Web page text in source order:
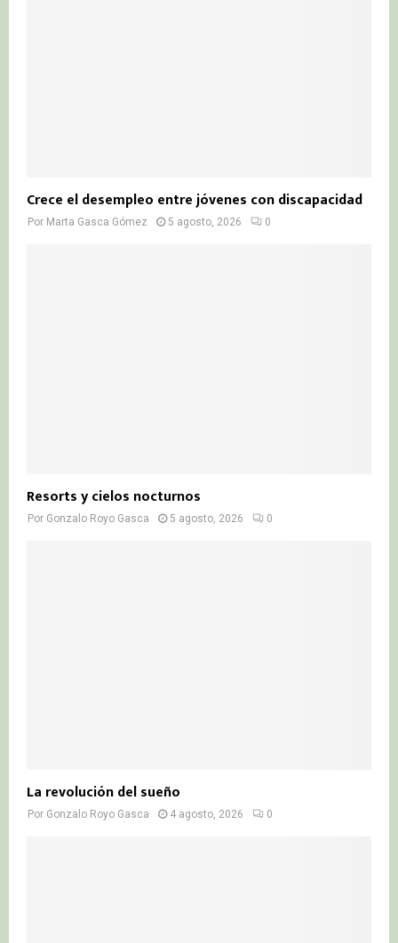
Crece el desempleo entre jóvenes con discapacidad
Por Marta Gasca Gómez 5 agosto, 2026 0
Resorts y cielos nocturnos
Por Gonzalo Royo Gasca 5 agosto, 2026 0
La revolución del sueño
Por Gonzalo Royo Gasca 4 agosto, 2026 0